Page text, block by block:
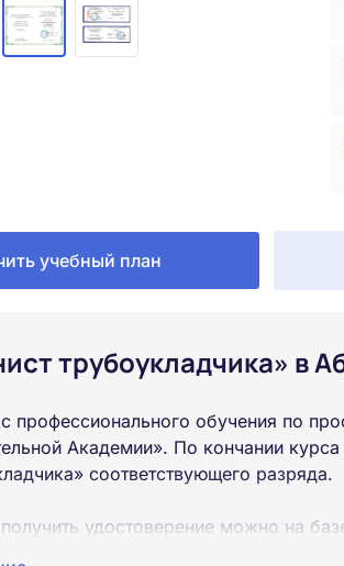
учебный план
трубоукладчика» в
профессионального обучения по
Академии». По кончании
соответствующего разряда.
удостоверение можно на